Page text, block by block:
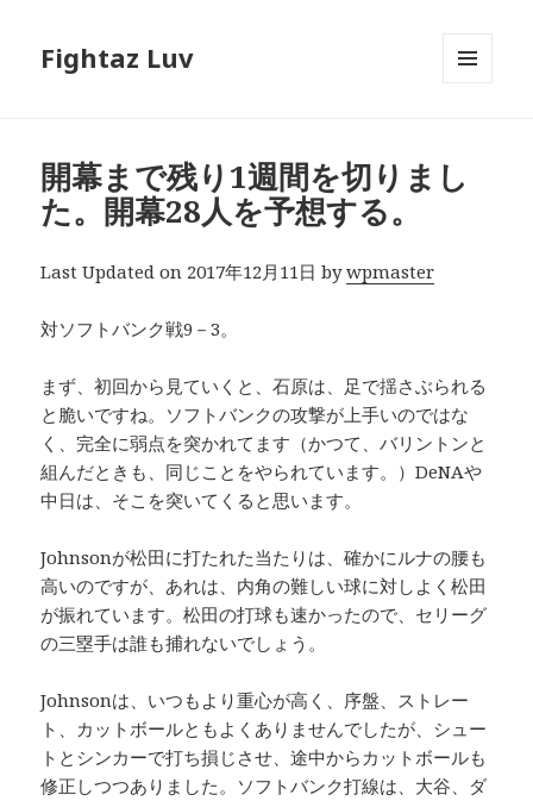
Fightaz Luv
開幕まで残り1週間を切りまし
た。開幕28人を予想する。
Last Updated on 2017年12月11日 bywpmaster
対ソフトバンク戦9－3。
まず、初回から見ていくと、石原は、足で揺さぶられる
と脆いですね。ソフトバンクの攻撃が上手いのではな
く、完全に弱点を突かれてます（かつて、バリントンと
組んだときも、同じことをやられています。）DeNAや
中日は、そこを突いてくると思います。
Johnsonが松田に打たれた当たりは、確かにルナの腰も
高いのですが、あれは、内角の難しい球に対しよく松田
が振れています。松田の打球も速かったので、セリーグ
の三塁手は誰も捕れないでしょう。
Johnsonは、いつもより重心が高く、序盤、ストレー
ト、カットボールともよくありませんでしたが、シュー
トとシンカーで打ち損じさせ、途中からカットボールも
修正しつつありました。ソフトバンク打線は、大谷、ダ